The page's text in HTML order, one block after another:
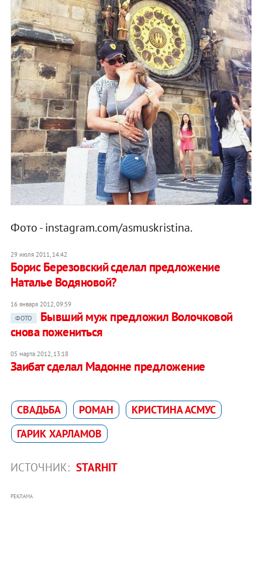
Фото - instagram.com/asmuskristina.
29 июля 2011, 14:42
Борис Березовский сделал предложение
Наталье Водяновой?
16 января 2012, 09:59
ФОТО
Бывший муж предложил Волочковой
снова пожениться
05 марта 2012, 13:18
Заибат сделал Мадонне предложение
СВАДЬБА РОМАН
КРИСТИНА АСМУС
ГАРИК ХАРЛАМОВ
ИСТОЧНИК: STARHIT
РЕКЛАМА